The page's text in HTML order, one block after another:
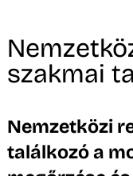
szakmai
Nemzetközi
találkozó a